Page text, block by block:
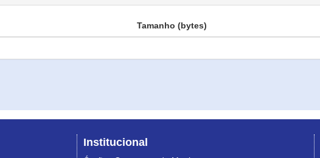
Tamanho (bytes)
Institucional